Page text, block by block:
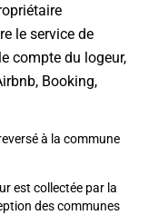
le service de
compte du logeur,
Booking,
à la commune
est collectée par la
des communes